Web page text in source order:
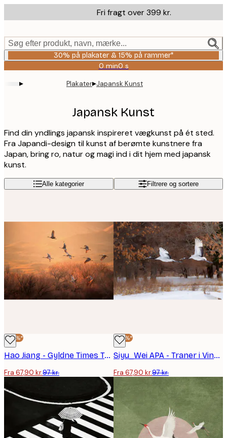
to
content.
Fri fragt over 399 kr.
Søg efter produkt, navn, mærke...
30% på plakater & 15% på rammer*
0 min0 s
Gyldig
indtil:
2026-
06
▸ Plakater▸Japansk Kunst
Japansk Kunst
Find din yndlings japansk inspireret vægkunst på ét sted.
Fra Japandi-design til kunst af berømte kunstnere fra
Japan, bring ro, natur og magi ind i dit hjem med japansk
kunst.
Alle kategorier Filtrere og sortere
-30%*
Hao Jiang - Gyldne Times Traner Plakat
Fra 67,90 kr.97 kr.
-30%*
Siyu_Wei APA - Traner i Vinterflugt Plakat
Fra 67,90 kr.97 kr.